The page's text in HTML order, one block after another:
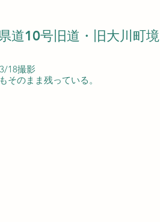
道10号旧道・旧大川町境
18撮影
そのまま残っている。